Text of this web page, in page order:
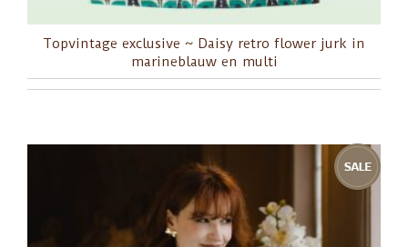
Topvintage exclusive ~ Daisy retro flower jurk in
marineblauw en multi